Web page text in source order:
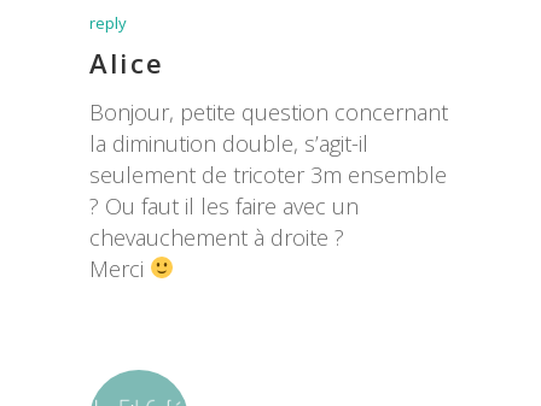
reply
Alice
Bonjour, petite question concernant
la diminution double, s’agit-il
seulement de tricoter 3m ensemble
? Ou faut il les faire avec un
chevauchement à droite ?
Merci